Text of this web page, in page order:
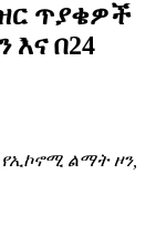
ጥያቄዎች
በ24
የኢኮኖሚ ልማት ዞን,